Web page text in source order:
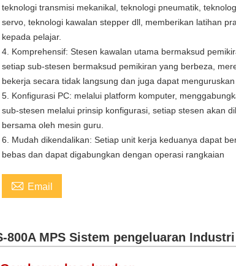
teknologi transmisi mekanikal, teknologi pneumatik,
servo, teknologi kawalan stepper dll, memberikan latihan
kepada pelajar.
4. Komprehensif: Stesen kawalan utama bermaksud
setiap sub-stesen bermaksud pemikiran yang berbeza,
bekerja secara tidak langsung dan juga dapat menguruskan
5. Konfigurasi PC: melalui platform komputer,
sub-stesen melalui prinsip konfigurasi, setiap stesen akan
bersama oleh mesin guru.
6. Mudah dikendalikan: Setiap unit kerja keduanya dapat
bebas dan dapat digabungkan dengan operasi rangkaian
 Email
MPS Sistem pengeluaran